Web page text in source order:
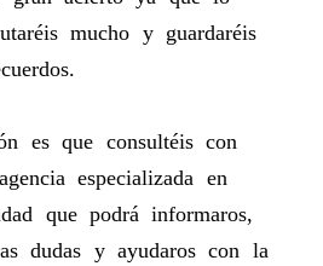
mucho y guardaréis
es que consultéis con
especializada en
que podrá informaros,
dudas y ayudaros con la